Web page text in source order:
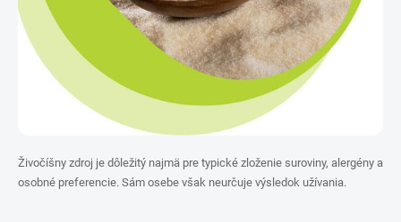
Živočíšny zdroj je dôležitý najmä pre typické zloženie suroviny, alergény a
osobné preferencie. Sám osebe však neurčuje výsledok užívania.